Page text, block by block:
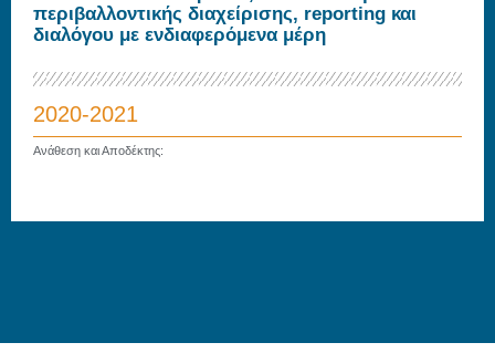
περιβαλλοντικής διαχείρισης, reporting και
διαλόγου με ενδιαφερόμενα μέρη
2020-2021
Ανάθεση και Αποδέκτης: